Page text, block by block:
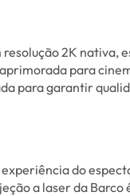
2K nativa,
para
para garantir
do
a laser da